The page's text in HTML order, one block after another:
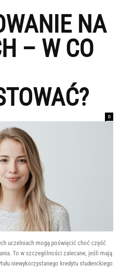
NA
– W CO
0
uczelniach mogą poświęcić choć część
To w szczególności zalecane, jeśli mają
niewykorzystanego kredytu studenckiego